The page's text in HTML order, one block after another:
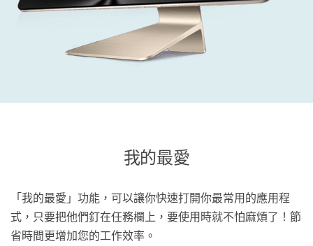
我的最愛
「我的最愛」功能，可以讓你快速打開你最常用的應用程
式，只要把他們釘在任務欄上，要使用時就不怕麻煩了！節
省時間更增加您的工作效率。